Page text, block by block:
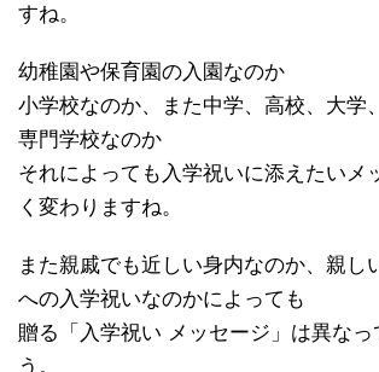
すね。
幼稚園や保育園の入園なのか
小学校なのか、また中学、高校、大学
専門学校なのか
それによっても入学祝いに添えたいメ
く変わりますね。
また親戚でも近しい身内なのか、親し
への入学祝いなのかによっても
贈る「入学祝い メッセージ」は異なっ
う。